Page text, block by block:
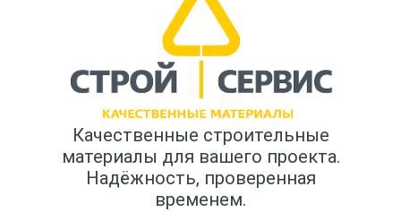
Качественные строительные
материалы для вашего проекта.
Надёжность, проверенная
временем.